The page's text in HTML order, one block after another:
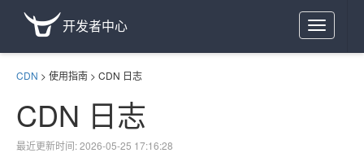
Toggle
navigation
开发者中心
CDN > 使用指南 > CDN 日志
CDN 日志
最近更新时间: 2026-05-25 17:16:28